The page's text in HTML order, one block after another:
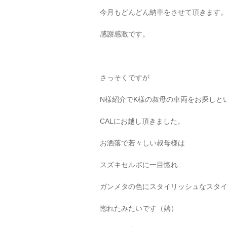
今月もどんどん納車をさせて頂きます。
感謝感激です。
さっそくですが
N様紹介でK様の叔母の車両をお探しと
CALにお越し頂きました。
お洒落で若々しい叔母様は
スズキセルボに一目惚れ
ガンメタの色にスタイリッシュなスタ
惚れたみたいです（嬉）